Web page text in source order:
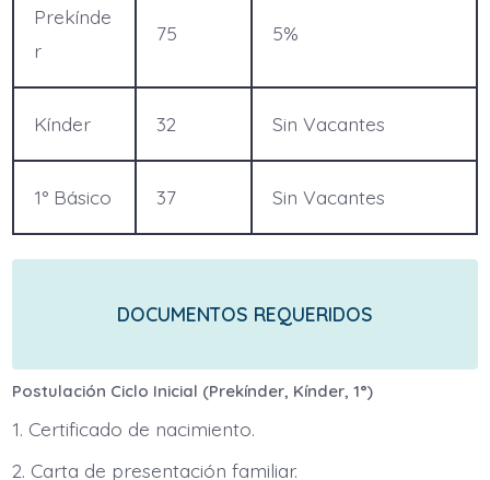
Prekínde
r
75 5%
Kínder 32 Sin Vacantes
1° Básico 37 Sin Vacantes
DOCUMENTOS REQUERIDOS
Postulación Ciclo Inicial (Prekínder, Kínder, 1°)
1. Certificado de nacimiento.
2. Carta de presentación familiar.